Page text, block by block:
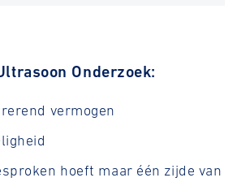
Onderzoek:
vermogen
hoeft maar één zijde van